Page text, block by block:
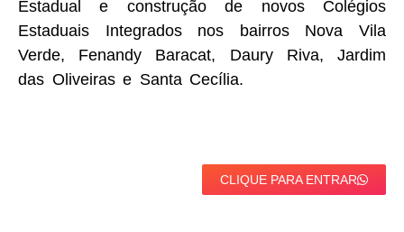
Estadual e construção de novos Colégios
Estaduais Integrados nos bairros Nova Vila
Verde, Fenandy Baracat, Daury Riva, Jardim
das Oliveiras e Santa Cecília.
CLIQUE PARA ENTRAR